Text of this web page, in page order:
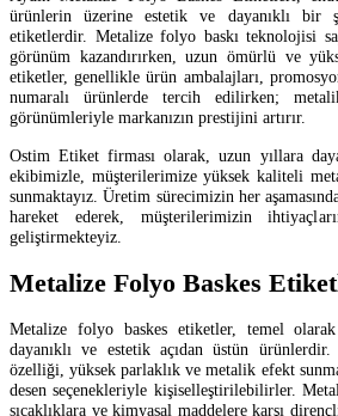
ürünlerin üzerine estetik ve dayanıklı bir
etiketlerdir. Metalize folyo baskı teknolojisi
görünüm kazandırırken, uzun ömürlü ve
etiketler, genellikle ürün ambalajları,
numaralı ürünlerde tercih edilirken;
görünümleriyle markanızın prestijini artırır.
Ostim Etiket firması olarak, uzun yıllara
ekibimizle, müşterilerimize yüksek kaliteli
sunmaktayız. Üretim sürecimizin her
hareket ederek, müşterilerimizin
geliştirmekteyiz.
Metalize Folyo Baskes
Metalize folyo baskes etiketler, temel
dayanıklı ve estetik açıdan üstün
özelliği, yüksek parlaklık ve metalik efekt
desen seçenekleriyle kişiselleştirilebilirler.
sıcaklıklara ve kimyasal maddelere karşı